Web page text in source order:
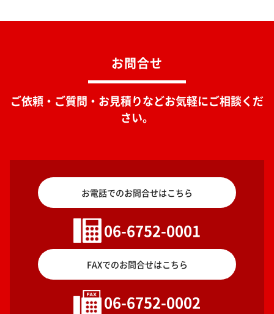
お問合せ
ご依頼・ご質問・お見積りなどお気軽にご相談くだ
さい。
お電話でのお問合せはこちら
06-6752-0001
FAXでのお問合せはこちら
06-6752-0002